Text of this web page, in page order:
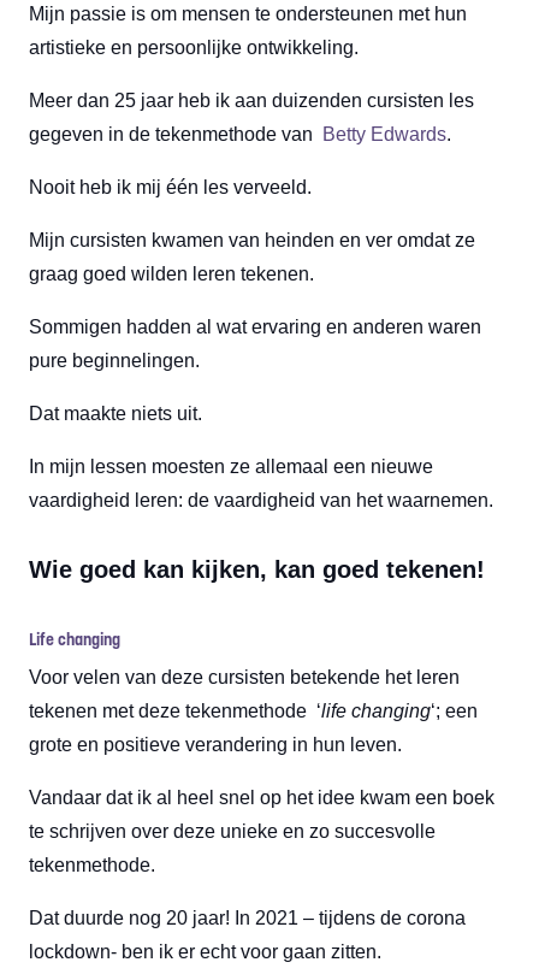
Mijn passie is om mensen te ondersteunen met hun
artistieke en persoonlijke ontwikkeling.
Meer dan 25 jaar heb ik aan duizenden cursisten les
gegeven in de tekenmethode van
Betty Edwards.
Nooit heb ik mij één les verveeld.
Mijn cursisten kwamen van heinden en ver omdat ze
graag goed wilden leren tekenen.
Sommigen hadden al wat ervaring en anderen waren
pure beginnelingen.
Dat maakte niets uit.
In mijn lessen moesten ze allemaal een nieuwe
vaardigheid leren: de vaardigheid van het waarnemen.
Wie goed kan kijken, kan goed tekenen!
Life changing
Voor velen van deze cursisten betekende het leren
tekenen met deze tekenmethode ‘life changing‘; een
grote en positieve verandering in hun leven.
Vandaar dat ik al heel snel op het idee kwam een boek
te schrijven over deze unieke en zo succesvolle
tekenmethode.
Dat duurde nog 20 jaar! In 2021 – tijdens de corona
lockdown- ben ik er echt voor gaan zitten.